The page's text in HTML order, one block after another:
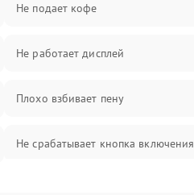
Не подает кофе
Не работает дисплей
Плохо взбивает пену
Не срабатывает кнопка включения